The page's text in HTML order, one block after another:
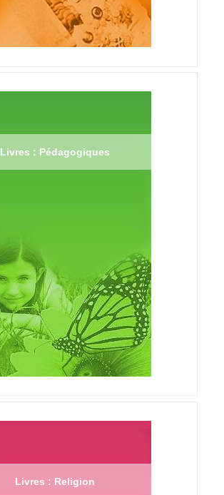
Livres : Pédagogiques
Livres : Religion